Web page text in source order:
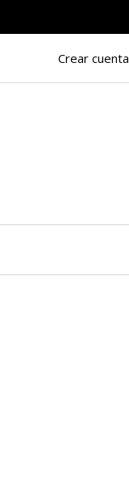
Crear cuenta